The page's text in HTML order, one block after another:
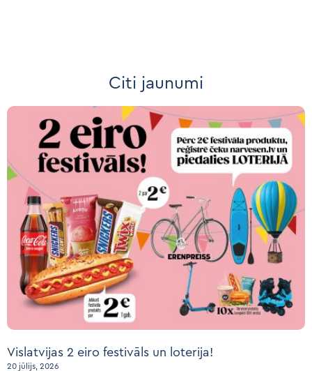
Citi jaunumi
Vislatvijas 2 eiro festivāls un loterija!
20 jūlijs, 2026